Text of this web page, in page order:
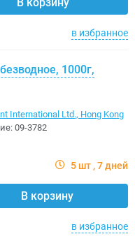
в избранное
1000г,
International Ltd., Hong Kong
09-3782
5 шт 7 дней
В корзину
в избранное